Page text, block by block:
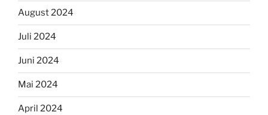
August 2024
Juli 2024
Juni 2024
Mai 2024
April 2024